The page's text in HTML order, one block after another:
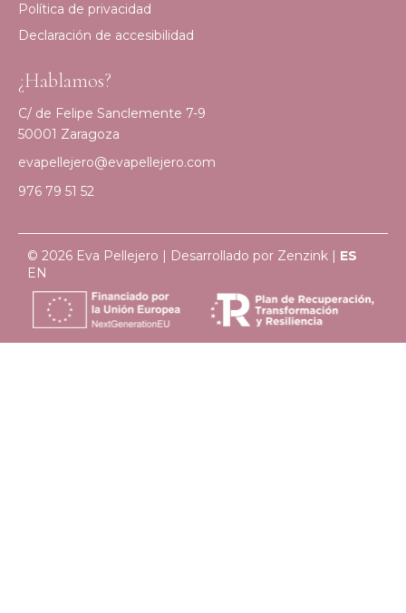
Política de privacidad
Declaración de accesibilidad
¿Hablamos?
C/ de Felipe Sanclemente 7-9
50001 Zaragoza
evapellejero@evapellejero.com
976 79 51 52
© 2026 Eva Pellejero | Desarrollado por Zenzink | ES
EN